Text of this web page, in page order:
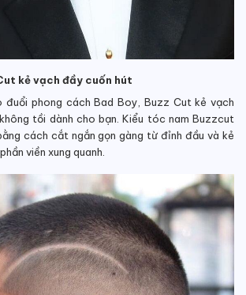
kẻ vạch đầy cuốn hút
đuổi phong cách Bad Boy, Buzz Cut kẻ vạch
tồi dành cho bạn. Kiểu tóc nam Buzzcut
cách cắt ngắn gọn gàng từ đỉnh đầu và kẻ
viền xung quanh.